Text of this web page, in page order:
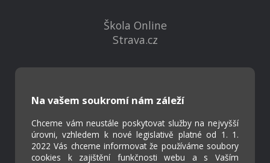
Na vašem soukromí nám záleží
Chceme vám neustále poskytovat služby na nejvyšší
úrovni, vzhledem k nové legislativě platné od 1. 1.
2022 Vás chceme informovat že používáme soubory
cookies k zajištění funkčnosti webu a s Vaším
Škola Online
Strava.cz
Virtuální prohlídka
Cookies
Přístupnost